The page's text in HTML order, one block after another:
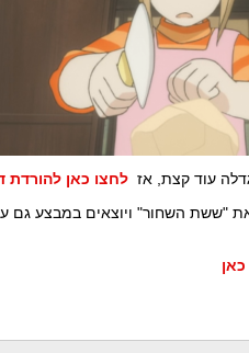
עוד קצת, אז לחצו כאן להורדת
"ששת השחור" ויוצאים במבצע גם